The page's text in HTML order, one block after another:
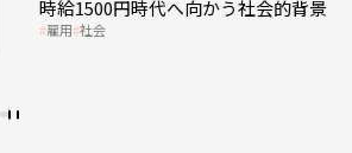
時給1500円時代へ向かう社会的背景
雇用 社会